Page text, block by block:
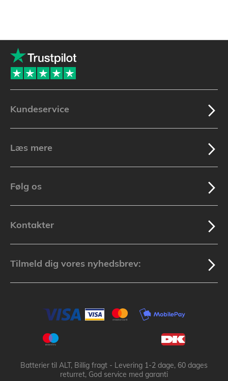
Kundeservice
Læs mere
Følg os
Kontakter
Tilmeld dig vores nyhedsbrev:
Batterier til ALT, Billig fragt - Levering 1-2 dage, 60 dages
returret, God service med garanti